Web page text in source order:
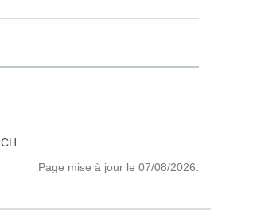
Page mise à jour le 07/08/2026.